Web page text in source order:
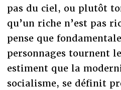
pas du ciel, ou plutôt
qu’un riche n’est pas
pense que
personnages tournent
estiment que la
socialisme, se définit